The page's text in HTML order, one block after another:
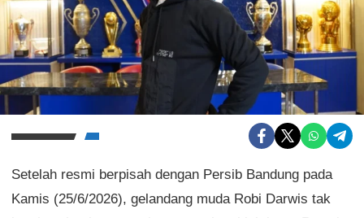
Setelah resmi berpisah dengan Persib Bandung pada
Kamis (25/6/2026), gelandang muda Robi Darwis tak